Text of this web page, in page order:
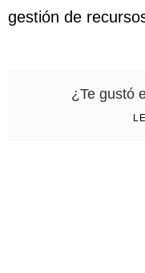
gestión de
¿Te gustó